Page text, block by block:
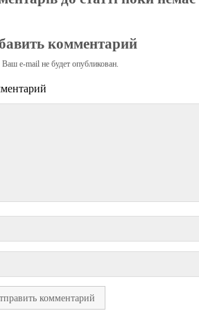
комментарий
Ваш e-mail не будет опубликован.